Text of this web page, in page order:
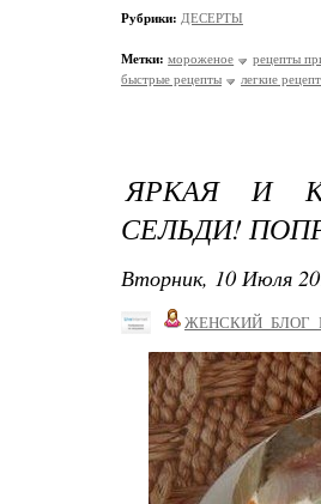
Рубрики: ДЕСЕРТЫ
Метки: мороженое
рецепты
быстрые рецепты
легкие
ЯРКАЯ И
СЕЛЬДИ!
Вторник, 10 Июля